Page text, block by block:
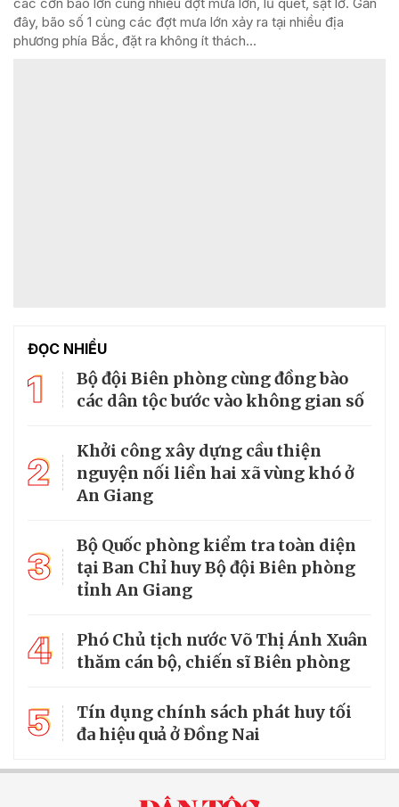
đây, bão số 1 cùng các đợt mưa lớn xảy ra tại nhiều địa
phương phía Bắc, đặt ra không ít thách...
ĐỌC NHIỀU
1
Bộ đội Biên phòng cùng đồng bào
các dân tộc bước vào không gian số
2
Khởi công xây dựng cầu thiện
nguyện nối liền hai xã vùng khó ở
An Giang
3
Bộ Quốc phòng kiểm tra toàn diện
tại Ban Chỉ huy Bộ đội Biên phòng
tỉnh An Giang
4
Phó Chủ tịch nước Võ Thị Ánh Xuân
thăm cán bộ, chiến sĩ Biên phòng
5
Tín dụng chính sách phát huy tối
đa hiệu quả ở Đồng Nai